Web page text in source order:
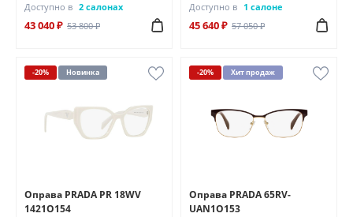
Доступно в 2 салонах
43 040 ₽ 53 800 ₽
Доступно в 1 салоне
45 640 ₽ 57 050 ₽
-20% Новинка
Оправа PRADA PR 18WV
1421O154
-20% Хит продаж
Оправа PRADA 65RV-
UAN1O153